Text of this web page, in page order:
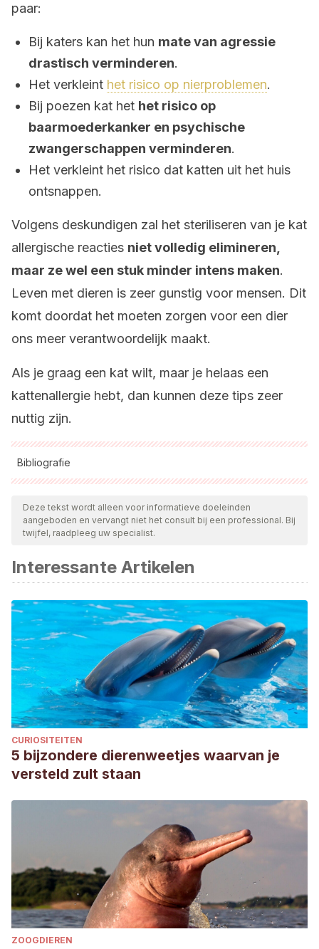
paar:
Bij katers kan het hun mate van agressie
drastisch verminderen.
Het verkleint het risico op nierproblemen.
Bij poezen kat het het risico op
baarmoederkanker en psychische
zwangerschappen verminderen.
Het verkleint het risico dat katten uit het huis
ontsnappen.
Volgens deskundigen zal het steriliseren van je kat
allergische reacties niet volledig elimineren,
maar ze wel een stuk minder intens maken.
Leven met dieren is zeer gunstig voor mensen. Dit
komt doordat het moeten zorgen voor een dier
ons meer verantwoordelijk maakt.
Als je graag een kat wilt, maar je helaas een
kattenallergie hebt, dan kunnen deze tips zeer
nuttig zijn.
Bibliografie
Alle aangehaalde bronnen zijn grondig gecontroleerd door
ons team om hun kwaliteit, betrouwbaarheid, actualiteit en
geldigheid te waarborgen. De bibliografie van dit artikel werd
https://misanimales.com/tienes-alergia-gatos-estos-
Deze tekst wordt alleen voor informatieve doeleinden
aangeboden en vervangt niet het consult bij een professional. Bij
twijfel, raadpleeg uw specialist.
Interessante Artikelen
CURIOSITEITEN
5 bijzondere dierenweetjes waarvan je
versteld zult staan
ZOOGDIEREN